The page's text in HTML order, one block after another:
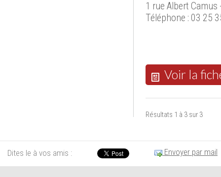
1 rue Albert Camus
Téléphone : 03 25
Voir la
Résultats 1 à 3 sur 3
Dites le à vos amis : Envoyer par mail